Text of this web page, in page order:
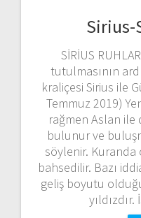
Sirius-
SİRİUS
tutulmasının
kraliçesi Sirius ile
Temmuz 2019)
rağmen Aslan ile
bulunur ve
söylenir.
bahsedilir. Bazı
geliş boyutu